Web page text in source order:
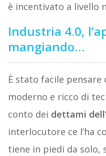
è incentivato a livello
Industria 4.0,
mangiando…
È stato facile
moderno e ricco di
conto dei dettami
interlocutore ce l’ha
tiene in piedi da solo,